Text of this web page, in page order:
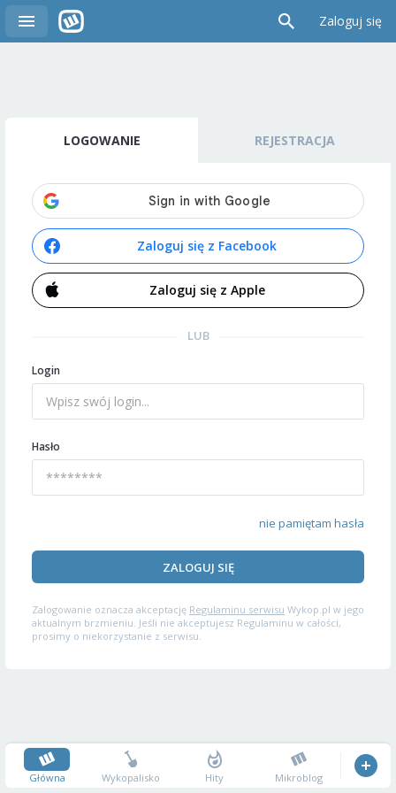
Zaloguj się
LOGOWANIE REJESTRACJA
Zaloguj się z Facebook
Zaloguj się z Apple
LUB
Login
Hasło
nie pamiętam hasła
ZALOGUJ SIĘ
Zalogowanie oznacza akceptację Regulaminu serwisu Wykop.pl w jego
aktualnym brzmieniu. Jeśli nie akceptujesz Regulaminu w całości,
prosimy o niekorzystanie z serwisu.
Główna Wykopalisko Hity Mikroblog